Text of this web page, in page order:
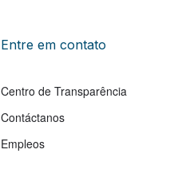
Entre em contato
Centro de Transparência
Contáctanos
Empleos